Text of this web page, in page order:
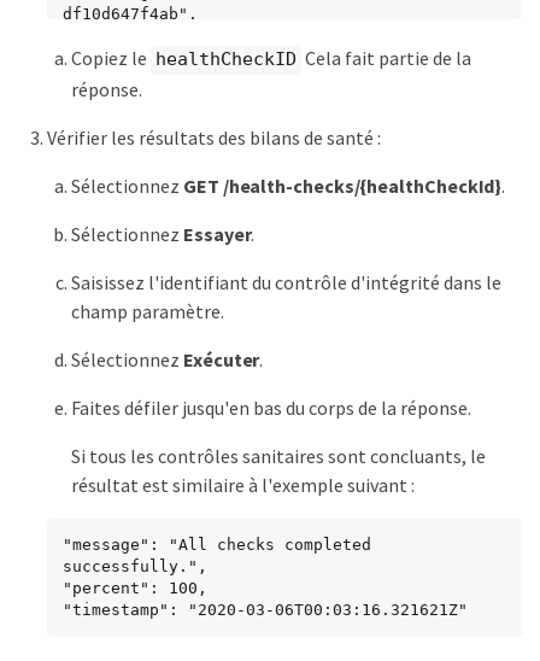
df10d647f4ab",
b4e7843dbb77"
Copiez le healthCheckID Cela fait partie de la
réponse.
Vérifier les résultats des bilans de santé :
Sélectionnez GET /health-checks/{healthCheckId}.
Sélectionnez Essayer.
Saisissez l'identifiant du contrôle d'intégrité dans le
champ paramètre.
Sélectionnez Exécuter.
Faites défiler jusqu'en bas du corps de la réponse.
Si tous les contrôles sanitaires sont concluants, le
résultat est similaire à l'exemple suivant :
"message": "All checks completed
successfully.",
"percent": 100,
"timestamp": "2020-03-06T00:03:16.321621Z"